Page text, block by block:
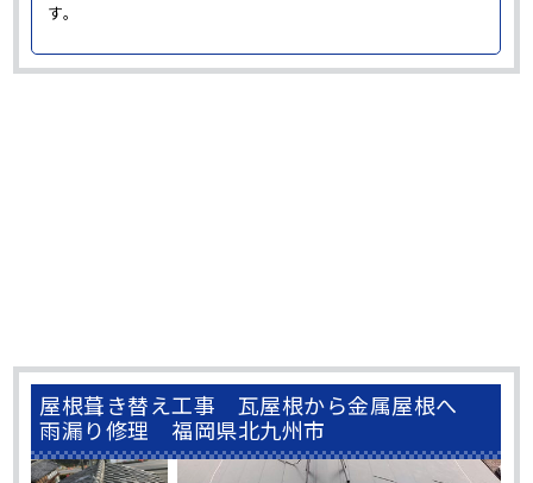
す。
屋根葺き替え工事 瓦屋根から金属屋根へ
雨漏り修理 福岡県北九州市